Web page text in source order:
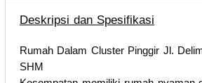
Deskripsi dan Spesifikasi
Rumah Dalam Cluster Pinggir Jl.
SHM